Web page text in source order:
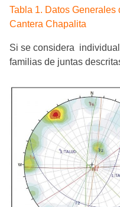
Tabla 1. Datos
Cantera Chapalita
Si se considera
familias de juntas